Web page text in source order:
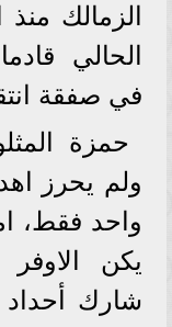
الزمالك
الحالي
في صفقة
ولم يحرز
واحد فقط،
يكن